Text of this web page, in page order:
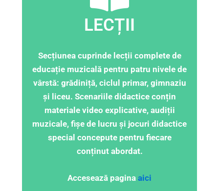
LECȚII
Secțiunea cuprinde lecții complete de
educație muzicală pentru patru nivele de
vârstă: grădiniță, ciclul primar, gimnaziu
și liceu. Scenariile didactice conțin
materiale video explicative, audiții
muzicale, fișe de lucru și jocuri didactice
special concepute pentru fiecare
conținut abordat.
Accesează pagina aici